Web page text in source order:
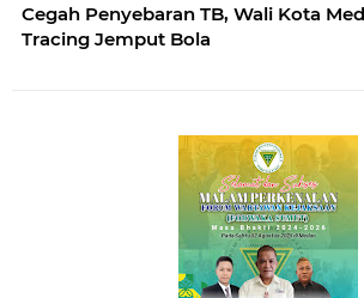
Cegah Penyebaran TB, Wali Kota
Tracing Jemput Bola